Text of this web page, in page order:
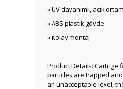
» UV dayanımlı, açık
» ABS plastik gövde
» Kolay montaj
Product Details:
particles are trapped
an unacceptable level,